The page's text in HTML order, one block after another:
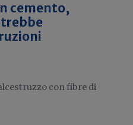
cemento,
con fibre di